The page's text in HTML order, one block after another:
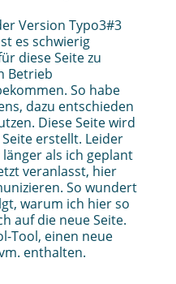
Version Typo3#3
es schwierig
diese Seite zu
Betrieb
So habe
dazu entschieden
Diese Seite wird
erstellt. Leider
als ich geplant
veranlasst, hier
So wundert
warum ich hier so
auf die neue Seite.
Tool, einen neue
enthalten.